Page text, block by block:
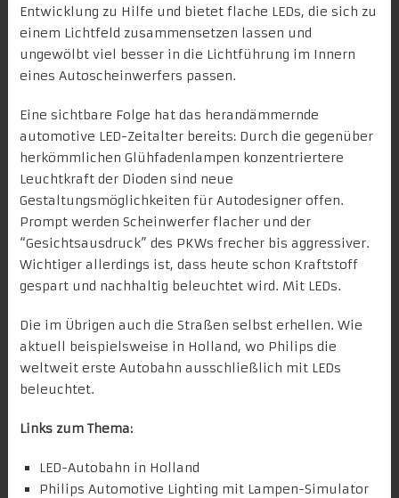
Entwicklung zu Hilfe und bietet flache LEDs, die sich zu
einem Lichtfeld zusammensetzen lassen und
ungewölbt viel besser in die Lichtführung im Innern
eines Autoscheinwerfers passen.
Eine sichtbare Folge hat das herandämmernde
automotive LED-Zeitalter bereits: Durch die gegenüber
herkömmlichen Glühfadenlampen konzentriertere
Leuchtkraft der Dioden sind neue
Gestaltungsmöglichkeiten für Autodesigner offen.
Prompt werden Scheinwerfer flacher und der
“Gesichtsausdruck” des PKWs frecher bis aggressiver.
Wichtiger allerdings ist, dass heute schon Kraftstoff
gespart und nachhaltig beleuchtet wird. Mit LEDs.
Die im Übrigen auch die Straßen selbst erhellen. Wie
aktuell beispielsweise in Holland, wo Philips die
weltweit erste Autobahn ausschließlich mit LEDs
beleuchtet.
Links zum Thema:
LED-Autobahn in Holland
Philips Automotive Lighting mit Lampen-Simulator